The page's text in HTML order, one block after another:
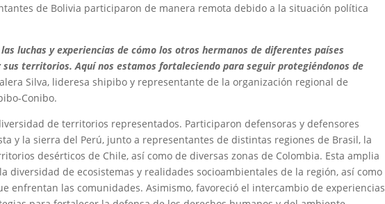
de Bolivia participaron de manera remota debido a la situación política
luchas y experiencias de cómo los otros hermanos de diferentes países
territorios. Aquí nos estamos fortaleciendo para seguir protegiéndonos de
Silva, lideresa shipibo y representante de la organización regional de
Conibo.
de territorios representados. Participaron defensoras y defensores
y la sierra del Perú, junto a representantes de distintas regiones de Brasil, la
desérticos de Chile, así como de diversas zonas de Colombia. Esta amplia
diversidad de ecosistemas y realidades socioambientales de la región, así como
enfrentan las comunidades. Asimismo, favoreció el intercambio de experiencias